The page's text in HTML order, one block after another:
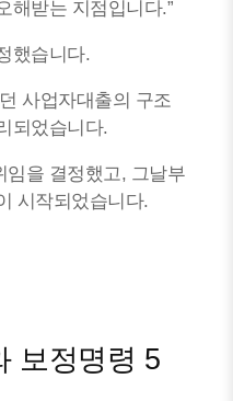
해받는 지점입니다.”
했습니다.
사업자대출의 구조
되었습니다.
임을 결정했고, 그날부
시작되었습니다.
보정명령 5